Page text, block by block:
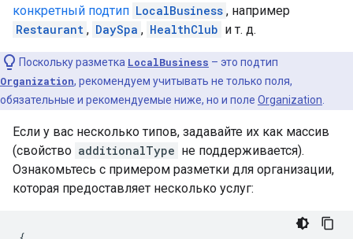
конкретный подтип LocalBusiness , например
Restaurant , DaySpa , HealthClub и т. д.
Поскольку разметка LocalBusiness – это подтип
Organization, рекомендуем учитывать не только поля,
обязательные и рекомендуемые ниже, но и поле Organization
Если у вас несколько типов, задавайте их как массив
(свойство additionalType не поддерживается).
Ознакомьтесь с примером разметки для организации,
которая предоставляет несколько услуг: